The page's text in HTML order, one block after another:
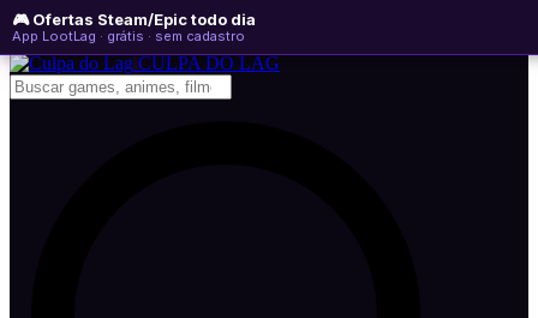
🎮 Ofertas Steam/Epic todo dia
App LootLag · grátis · sem cadastro
sábado, 08 de agosto de 2026 WhatsApp
Newsletter
CULPA DO LAG